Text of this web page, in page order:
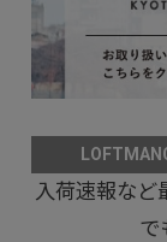
入荷速報など
で